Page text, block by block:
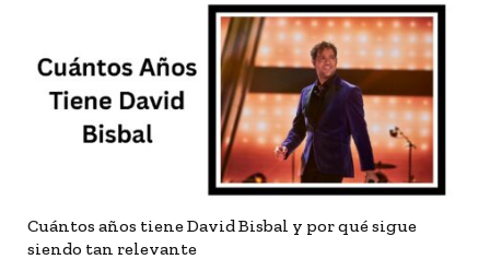
Cuántos años tiene David Bisbal y por qué sigue
siendo tan relevante